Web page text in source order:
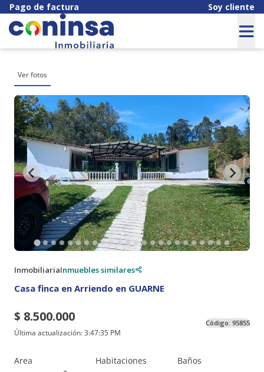
Pago de factura Soy cliente
Ver fotos
InmobiliariaInmuebles similares
Casa finca en Arriendo en GUARNE
$ 8.500.000
Última actualización:3:47:35 PM
Código: 95855
Area Habitaciones Baños